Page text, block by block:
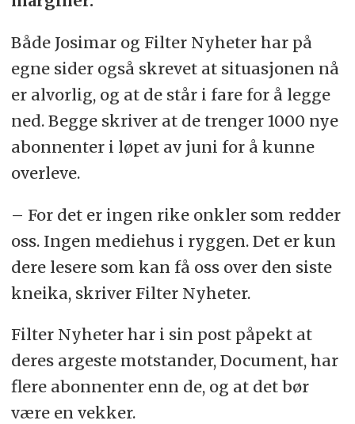
Både Josimar og Filter Nyheter har på
egne sider også skrevet at situasjonen nå
er alvorlig, og at de står i fare for å legge
ned. Begge skriver at de trenger 1000 nye
abonnenter i løpet av juni for å kunne
overleve.
– For det er ingen rike onkler som redder
oss. Ingen mediehus i ryggen. Det er kun
dere lesere som kan få oss over den siste
kneika, skriver Filter Nyheter.
Filter Nyheter har i sin post påpekt at
deres argeste motstander, Document, har
flere abonnenter enn de, og at det bør
være en vekker.